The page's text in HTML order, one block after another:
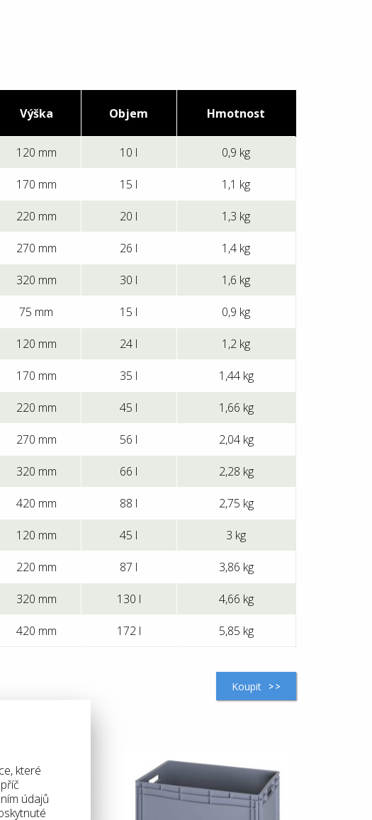
Výška Objem Hmotnost
120 mm 10 l 0,9 kg
170 mm 15 l 1,1 kg
220 mm 20 l 1,3 kg
270 mm 26 l 1,4 kg
320 mm 30 l 1,6 kg
75 mm 15 l 0,9 kg
120 mm 24 l 1,2 kg
170 mm 35 l 1,44 kg
220 mm 45 l 1,66 kg
270 mm 56 l 2,04 kg
320 mm 66 l 2,28 kg
420 mm 88 l 2,75 kg
120 mm 45 l 3 kg
220 mm 87 l 3,86 kg
320 mm 130 l 4,66 kg
420 mm 172 l 5,85 kg
Koupit
které
údajů